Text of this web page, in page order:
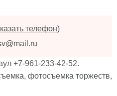
телефон)
+7-961-233-42-52.
фотосъемка торжеств,